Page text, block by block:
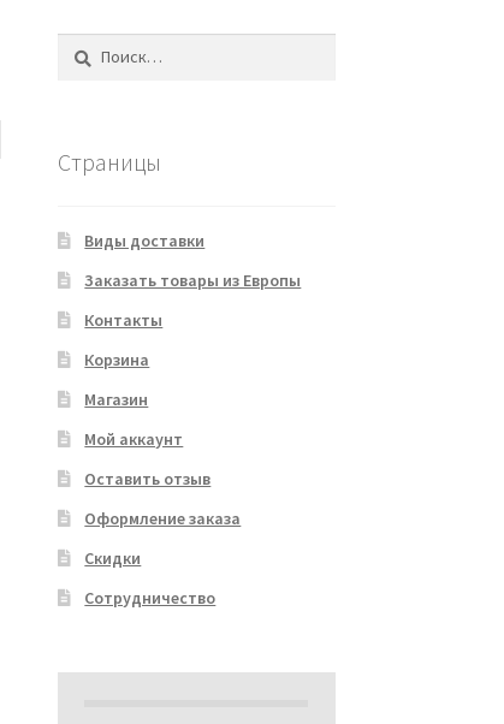
Страницы
Виды доставки
Заказать товары из Европы
Контакты
Корзина
Магазин
Мой аккаунт
Оставить отзыв
Оформление заказа
Скидки
Сотрудничество